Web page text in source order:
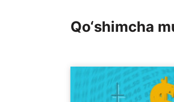
Qo‘shimcha